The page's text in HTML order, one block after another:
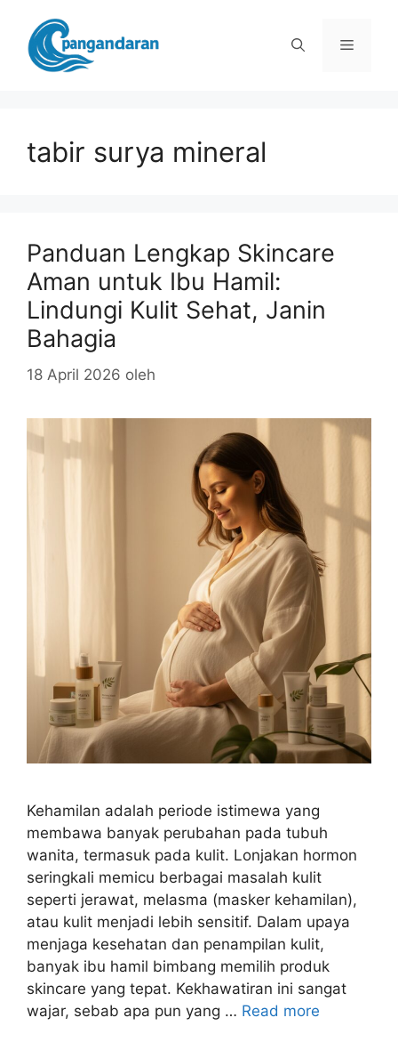
Menu
tabir surya mineral
Panduan Lengkap Skincare
Aman untuk Ibu Hamil:
Lindungi Kulit Sehat, Janin
Bahagia
18 April 2026 oleh
Kehamilan adalah periode istimewa yang
membawa banyak perubahan pada tubuh
wanita, termasuk pada kulit. Lonjakan hormon
seringkali memicu berbagai masalah kulit
seperti jerawat, melasma (masker kehamilan),
atau kulit menjadi lebih sensitif. Dalam upaya
menjaga kesehatan dan penampilan kulit,
banyak ibu hamil bimbang memilih produk
skincare yang tepat. Kekhawatiran ini sangat
wajar, sebab apa pun yang … Read more